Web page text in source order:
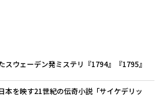
スウェーデン発ミステリ『1794』『1795』
本を映す21世紀の伝奇小説「サイケデリッ